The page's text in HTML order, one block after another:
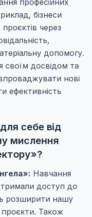
професійних
бізнеси
через
допомогу.
своїм досвідом та
нові
ефективність
себе від
мислення
Навчання
доступ до
розширити нашу
проєкти. Також